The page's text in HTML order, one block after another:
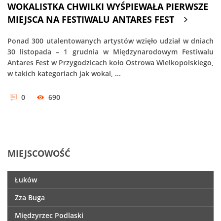
WOKALISTKA CHWILKI WYŚPIEWAŁA PIERWSZE
MIEJSCA NA FESTIWALU ANTARES FEST
Ponad 300 utalentowanych artystów wzięło udział w dniach
30 listopada – 1 grudnia w Międzynarodowym Festiwalu
Antares Fest w Przygodzicach koło Ostrowa Wielkopolskiego,
w takich kategoriach jak wokal, ...
0 690
MIEJSCOWOŚĆ
Łuków
Zza Buga
Międzyrzec Podlaski